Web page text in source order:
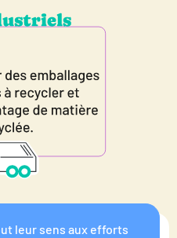
leur sens aux efforts